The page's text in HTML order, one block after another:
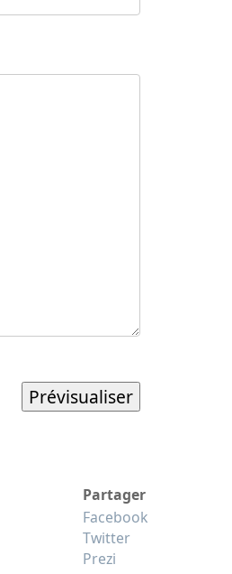
Partager
Facebook
Twitter
Prezi